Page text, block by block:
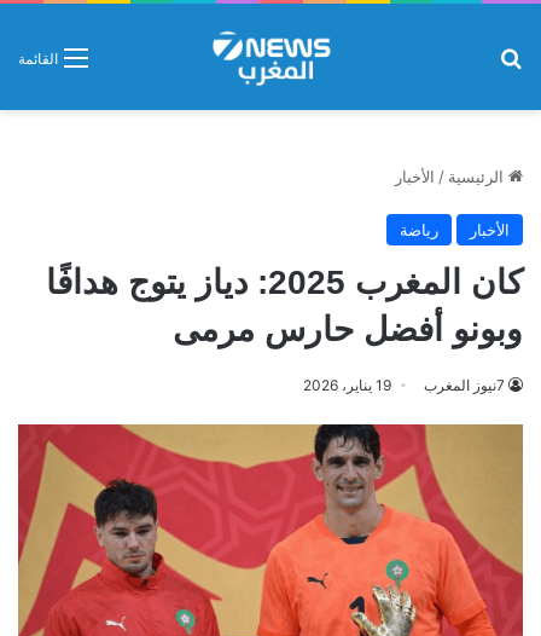
القائمة
الرئيسية / الأخبار
الأخبار رياضة
كان المغرب 2025: دياز يتوج هدافًا
وبونو أفضل حارس مرمى
7نيوز المغرب 19 يناير، 2026